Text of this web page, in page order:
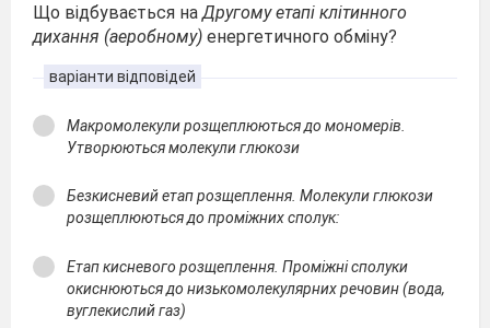
Що відбувається на Другому етапі клітинного
дихання (аеробному) енергетичного обміну?
варіанти відповідей
Макромолекули розщеплюються до мономерів.
Утворюються молекули глюкози
Безкисневий етап розщеплення. Молекули глюкози
розщеплюються до проміжних сполук:
Етап кисневого розщеплення. Проміжні сполуки
окиснюються до низькомолекулярних речовин (вода,
вуглекислий газ)